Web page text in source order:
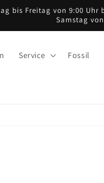
bis Freitag von 9:00 Uhr
Samstag
Service Fossil